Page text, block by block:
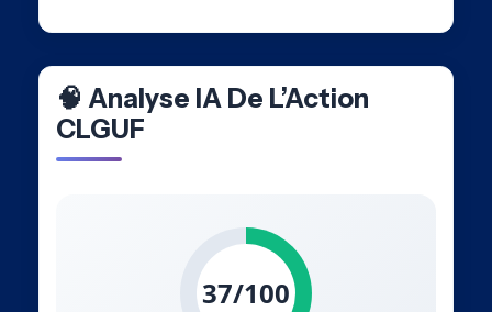
🧠 Analyse IA De L’Action
CLGUF
37/100